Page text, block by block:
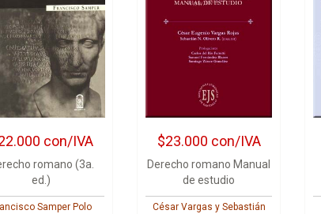
con/IVA
romano (3a.
ed.)
Samper Polo
$23.000 con/IVA
Derecho romano Manual
de estudio
César Vargas y Sebastián